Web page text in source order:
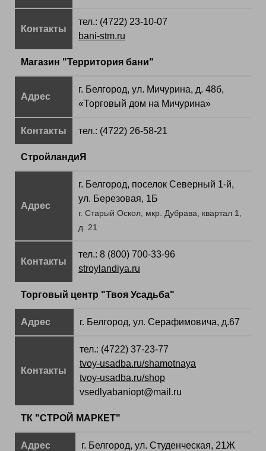
Контакты
тел.: (4722) 23-10-07
bani-stm.ru
Магазин "Территория бани"
Адрес
г. Белгород, ул. Мичурина, д. 48б,
«Торговый дом на Мичурина»
Контакты тел.: (4722) 26-58-21
СтройландиЯ
Адрес
г. Белгород, поселок Северный 1-й,
ул. Березовая, 1Б
г. Старый Оскол, мкр. Дубрава, квартал 1,
д. 21
Контакты
тел.: 8 (800) 700-33-96
stroylandiya.ru
Торговый центр "Твоя Усадьба"
Адрес г. Белгород, ул. Серафимовича, д.67
Контакты
тел.: (4722) 37-23-77
tvoy-usadba.ru/shamotnaya
tvoy-usadba.ru/shop
vsedlyabaniopt@mail.ru
ТК "СТРОЙ МАРКЕТ"
Адрес г. Белгород, ул. Студенческая, 21Ж